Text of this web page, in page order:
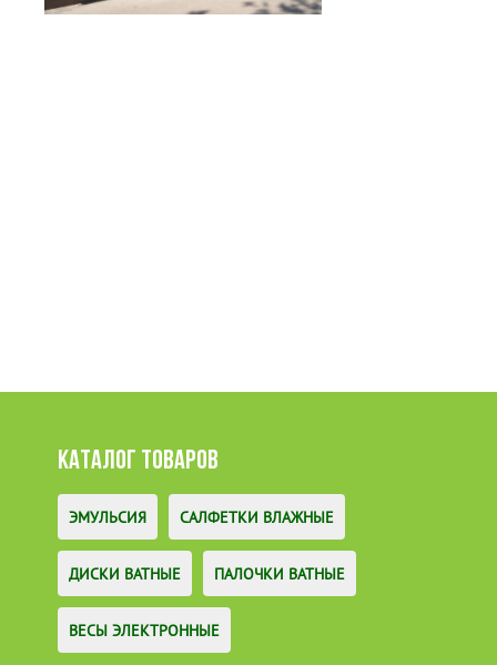
КАТАЛОГ ТОВАРОВ
ЭМУЛЬСИЯ САЛФЕТКИ ВЛАЖНЫЕ
ДИСКИ ВАТНЫЕ ПАЛОЧКИ ВАТНЫЕ
ВЕСЫ ЭЛЕКТРОННЫЕ